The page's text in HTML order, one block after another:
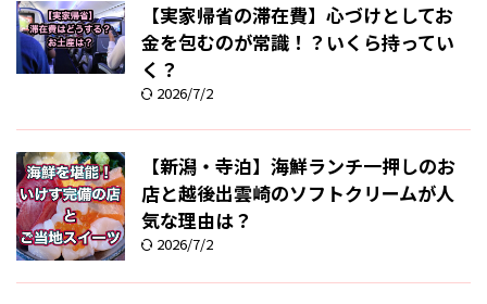
【実家帰省の滞在費】心づけとしてお
金を包むのが常識！？いくら持ってい
く？
2026/7/2
【新潟・寺泊】海鮮ランチ一押しのお
店と越後出雲崎のソフトクリームが人
気な理由は？
2026/7/2